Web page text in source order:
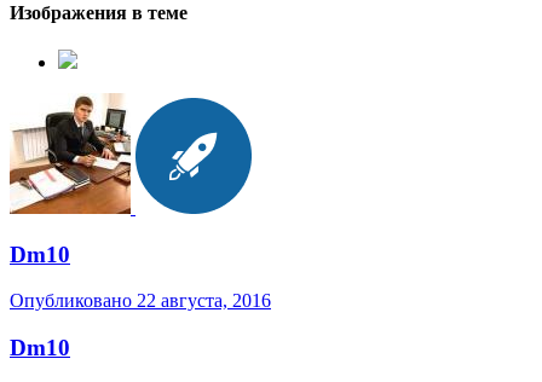
Изображения в теме
Dm10
Опубликовано 22 августа, 2016
Dm10